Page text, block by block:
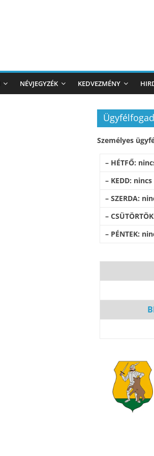
NÉVJEGYZÉK KEDVEZMÉNY
Személyes
– HÉTFŐ:
– KEDD: nincs
– SZERDA:
–
– PÉNTEK: